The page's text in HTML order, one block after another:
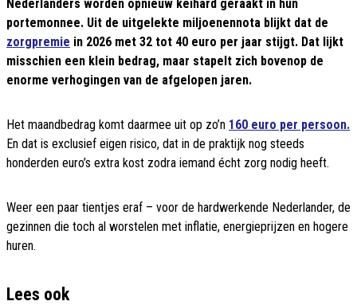
Nederlanders worden opnieuw keihard geraakt in hun
portemonnee. Uit de uitgelekte miljoenennota blijkt dat de
zorgpremie in 2026 met 32 tot 40 euro per jaar stijgt. Dat lijkt
misschien een klein bedrag, maar stapelt zich bovenop de
enorme verhogingen van de afgelopen jaren.
Het maandbedrag komt daarmee uit op zo’n 160 euro per persoon.
En dat is exclusief eigen risico, dat in de praktijk nog steeds
honderden euro’s extra kost zodra iemand écht zorg nodig heeft.
Weer een paar tientjes eraf – voor de hardwerkende Nederlander, de
gezinnen die toch al worstelen met inflatie, energieprijzen en hogere
huren.
Lees ook